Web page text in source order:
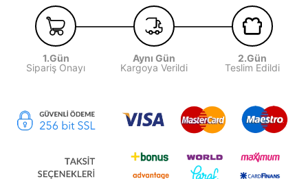
1.Gün
Sipariş Onayı
Aynı Gün
Kargoya Verildi
2.Gün
Teslim Edildi